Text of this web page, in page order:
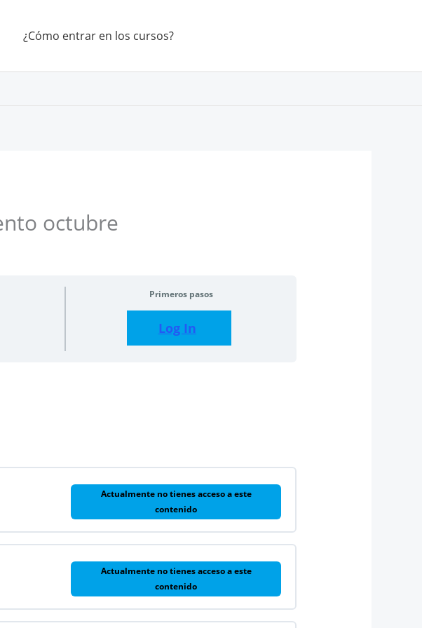
¿Cómo entrar en los cursos?
octubre
Primeros pasos
Log In
Actualmente no tienes acceso a este
contenido
Actualmente no tienes acceso a este
contenido